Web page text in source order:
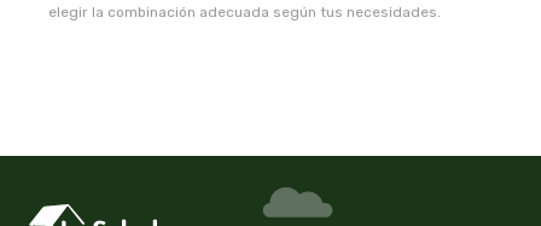
elegir la combinación adecuada según tus necesidades.
plameca